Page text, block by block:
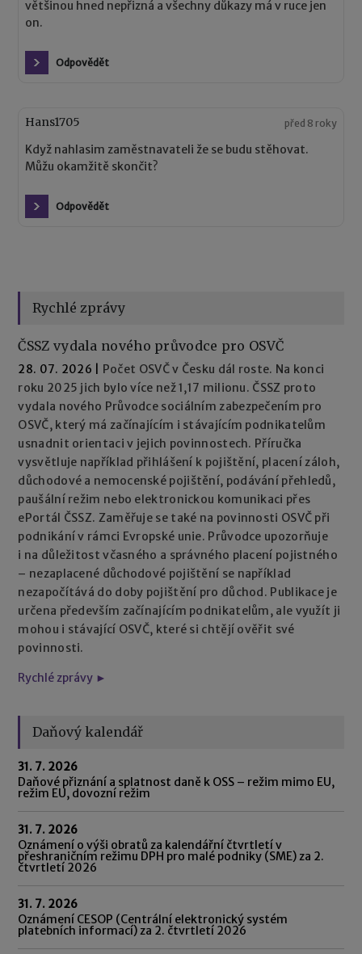
většinou hned nepřizná a všechny důkazy má v ruce jen
on.
Odpovědět
Hans1705 před 8 roky
Když nahlasim zaměstnavateli že se budu stěhovat.
Můžu okamžitě skončit?
Odpovědět
Rychlé zprávy
ČSSZ vydala nového průvodce pro OSVČ
28. 07. 2026
Počet OSVČ v Česku dál roste. Na konci
roku 2025 jich bylo více než 1,17 milionu. ČSSZ proto
vydala nového Průvodce sociálním zabezpečením pro
OSVČ, který má začínajícím i stávajícím podnikatelům
usnadnit orientaci v jejich povinnostech. Příručka
vysvětluje například přihlášení k pojištění, placení záloh,
důchodové a nemocenské pojištění, podávání přehledů,
paušální režim nebo elektronickou komunikaci přes
ePortál ČSSZ. Zaměřuje se také na povinnosti OSVČ při
podnikání v rámci Evropské unie. Průvodce upozorňuje
i na důležitost včasného a správného placení pojistného
– nezaplacené důchodové pojištění se například
nezapočítává do doby pojištění pro důchod. Publikace je
určena především začínajícím podnikatelům, ale využít ji
mohou i stávající OSVČ, které si chtějí ověřit své
povinnosti.
Rychlé zprávy ►
Daňový kalendář
31. 7. 2026
Daňové přiznání a splatnost daně k OSS – režim mimo EU,
režim EU, dovozní režim
31. 7. 2026
Oznámení o výši obratů za kalendářní čtvrtletí v
přeshraničním režimu DPH pro malé podniky (SME) za 2.
čtvrtletí 2026
31. 7. 2026
Oznámení CESOP (Centrální elektronický systém
platebních informací) za 2. čtvrtletí 2026